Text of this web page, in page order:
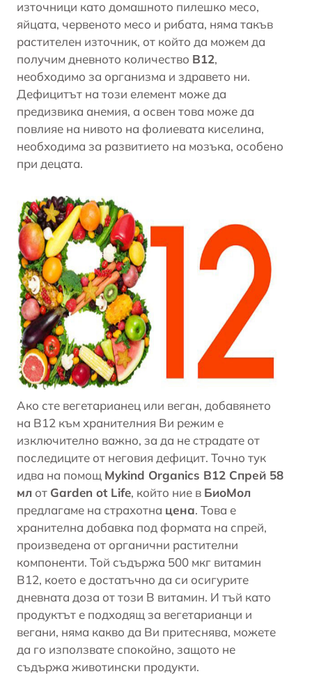
източници като домашното пилешко месо,
яйцата, червеното месо и рибата, няма такъв
растителен източник, от който да можем да
получим дневното количество В12,
необходимо за организма и здравето ни.
Дефицитът на този елемент може да
предизвика анемия, а освен това може да
повлияе на нивото на фолиевата киселина,
необходима за развитието на мозъка, особено
при децата.
Ако сте вегетарианец или веган, добавянето
на В12 към хранителния Ви режим е
изключително важно, за да не страдате от
последиците от неговия дефицит. Точно тук
идва на помощ Mykind Organics B12 Спрей 58
мл от Garden ot Life, който ние в БиоМол
предлагаме на страхотна цена. Това е
хранителна добавка под формата на спрей,
произведена от органични растителни
компоненти. Той съдържа 500 мкг витамин
В12, което е достатъчно да си осигурите
дневната доза от този В витамин. И тъй като
продуктът е подходящ за вегетарианци и
вегани, няма какво да Ви притеснява, можете
да го използвате спокойно, защото не
съдържа животински продукти.